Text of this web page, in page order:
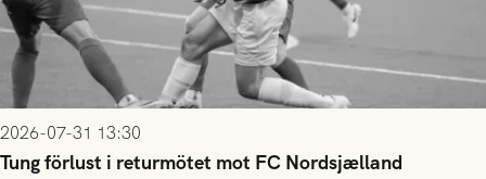
2026-07-31 13:30
Tung förlust i returmötet mot FC Nordsjælland